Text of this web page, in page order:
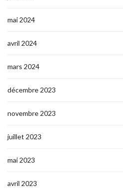
mai 2024
avril 2024
mars 2024
décembre 2023
novembre 2023
juillet 2023
mai 2023
avril 2023